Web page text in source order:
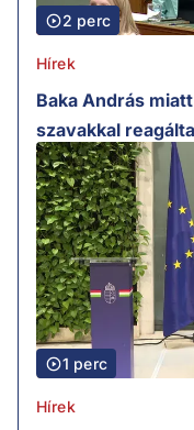
2 perc
Hírek
Baka András
szavakkal
1 perc
Hírek